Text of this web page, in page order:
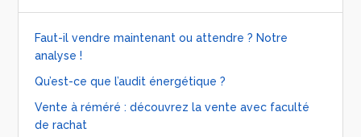
Faut-il vendre maintenant ou attendre ? Notre
analyse !
Qu’est-ce que l’audit énergétique ?
Vente à réméré : découvrez la vente avec faculté
de rachat